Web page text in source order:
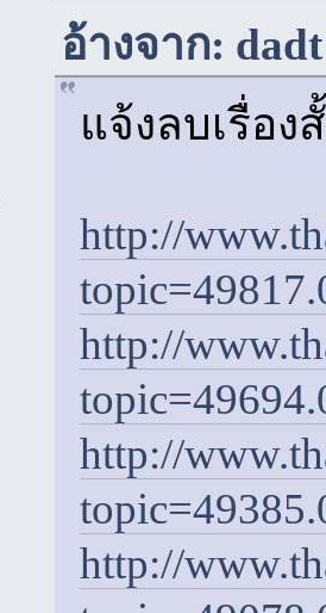
อ้างจาก:
แจ้งลบเรื่อ
http://
http://
http://
http://